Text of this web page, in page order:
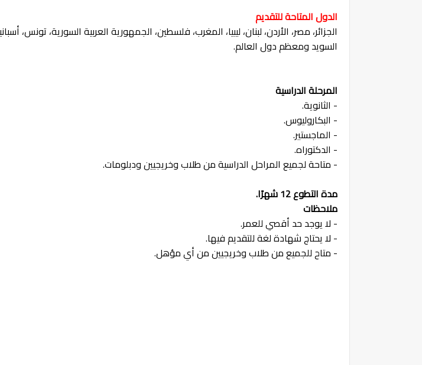
الدول المتاحة للتقديم
الجزائر، مصر، الأردن، لبنان، ليبيا، المغرب، فلسطين، الجمهورية العربية السورية، تونس،
السويد ومعظم دول العالم.
المرحلة الدراسية
- الثانوية.
- البكاروليوس.
- الماجستير.
- الدكتوراه.
- متاحة لجميع المراحل الدراسية من طلاب وخريجيين ودبلومات.
مدة التطوع12 شهرًا.
ملاحظات
- لا يوجد حد أقصي للعمر.
- لا يحتاج شهادة لغة للتقديم فيها.
- متاح للجميع من طلاب وخريجيين من أي مؤهل.